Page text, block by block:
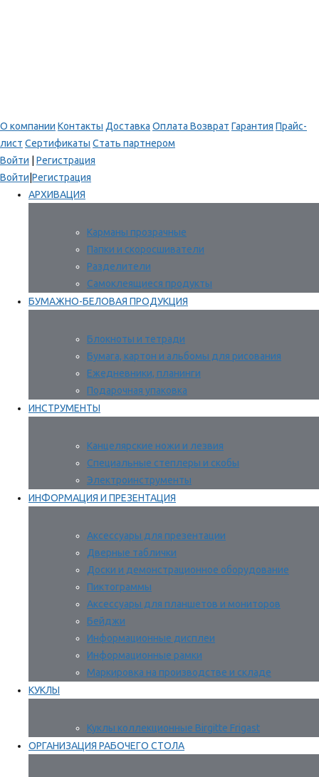
О компании Контакты Доставка Оплата Возврат Гарантия Прайс-
лист Сертификаты Стать партнером
Войти
Регистрация
Войти Регистрация
АРХИВАЦИЯ
Карманы прозрачные
Папки и скоросшиватели
Разделители
Самоклеящиеся продукты
БУМАЖНО-БЕЛОВАЯ ПРОДУКЦИЯ
Блокноты и тетради
Бумага, картон и альбомы для рисования
Ежедневники, планинги
Подарочная упаковка
ИНСТРУМЕНТЫ
Канцелярские ножи и лезвия
Специальные степлеры и скобы
Электроинструменты
ИНФОРМАЦИЯ И ПРЕЗЕНТАЦИЯ
Аксессуары для презентации
Дверные таблички
Доски и демонстрационное оборудование
Пиктограммы
Аксессуары для планшетов и мониторов
Бейджи
Информационные дисплеи
Информационные рамки
Маркировка на производстве и складе
КУКЛЫ
Куклы коллекционные Birgitte Frigast
ОРГАНИЗАЦИЯ РАБОЧЕГО СТОЛА